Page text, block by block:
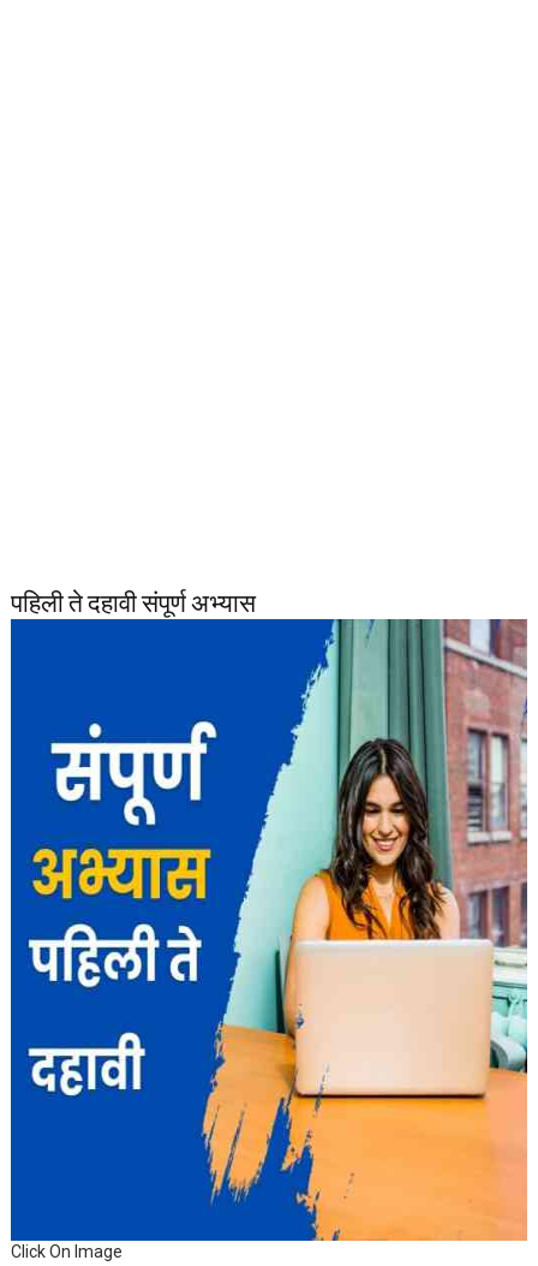
पहिली ते दहावी संपूर्ण अभ्यास
Click On Image